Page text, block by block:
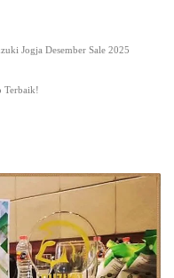
Jogja Desember Sale 2025
Terbaik!